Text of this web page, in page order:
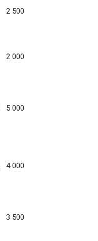
2 500
2 000
5 000
4 000
3 500